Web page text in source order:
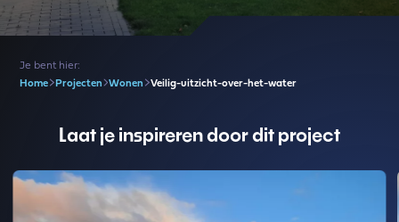
Je bent hier:
Home
Projecten Wonen Veilig-uitzicht-over-het-water
Laat je inspireren door dit project